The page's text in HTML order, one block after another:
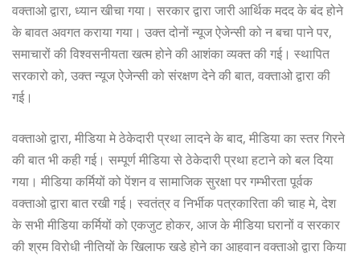
वक्ताओ द्वारा, ध्यान खीचा गया। सरकार द्वारा जारी आर्थिक मदद के बंद होने
के बावत अवगत कराया गया। उक्त दोनों न्यूज ऐजेन्सी को न बचा पाने पर,
समाचारों की विश्वसनीयता खत्म होने की आशंका व्यक्त की गई। स्थापित
सरकारो को, उक्त न्यूज ऐजेन्सी को संरक्षण देने की बात, वक्ताओ द्वारा की
गई।
वक्ताओ द्वारा, मीडिया मे ठेकेदारी प्रथा लादने के बाद, मीडिया का स्तर गिरने
की बात भी कही गई। सम्पूर्ण मीडिया से ठेकेदारी प्रथा हटाने को बल दिया
गया। मीडिया कर्मियों को पेंशन व सामाजिक सुरक्षा पर गम्भीरता पूर्वक
वक्ताओ द्वारा बात रखी गई। स्वतंत्र व निर्भीक पत्रकारिता की चाह मे, देश
के सभी मीडिया कर्मियों को एकजुट होकर, आज के मीडिया घरानों व सरकार
की श्रम विरोधी नीतियों के खिलाफ खडे होने का आहवान वक्ताओ द्वारा किया